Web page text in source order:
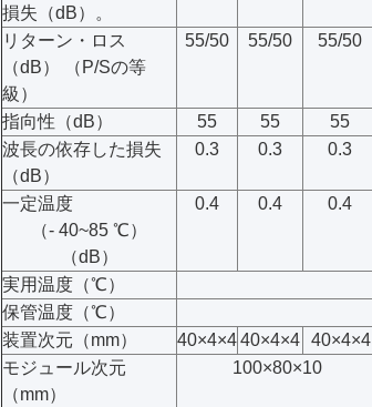
損失（dB）。
リターン・ロス
（dB） （P/Sの等
級）
55/50 55/50 55/50
指向性（dB） 55 55 55
波長の依存した損失
（dB）
0.3 0.3 0.3
一定温度
（- 40~85 ℃）
（dB）
0.4 0.4 0.4
実用温度（℃）
保管温度（℃）
装置次元（mm）
40×4×440×4×4 40×4×4
モジュール次元
（mm）
100×80×10